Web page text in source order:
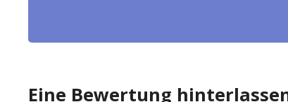
Eine Bewertung